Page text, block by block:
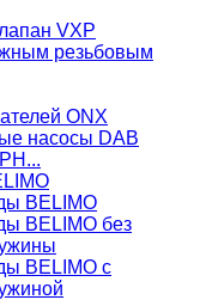
VXP
резьбовым
ONX
насосы DAB
BELIMO
BELIMO без
BELIMO с